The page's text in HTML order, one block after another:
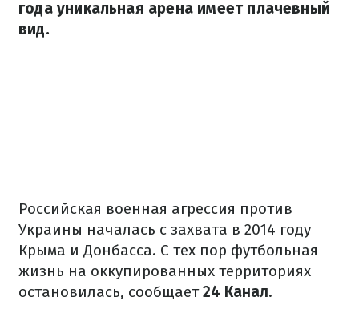
года уникальная арена имеет плачевный
вид.
Российская военная агрессия против
Украины началась с захвата в 2014 году
Крыма и Донбасса. С тех пор футбольная
жизнь на оккупированных территориях
остановилась, сообщает24 Канал.